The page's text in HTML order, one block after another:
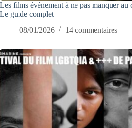
Les films événement à ne pas manquer au
Le guide complet
08/01/2026
14 commentaires